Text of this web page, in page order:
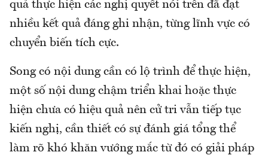
quả thực hiện các nghị quyết nói trên đã đạt
nhiều kết quả đáng ghi nhận, từng lĩnh vực có
chuyển biến tích cực.
Song có nội dung cần có lộ trình để thực hiện,
một số nội dung chậm triển khai hoặc thực
hiện chưa có hiệu quả nên cử tri vẫn tiếp tục
kiến nghị, cần thiết có sự đánh giá tổng thể
làm rõ khó khăn vướng mắc từ đó có giải pháp